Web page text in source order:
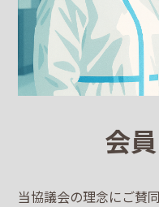
会
当協議会の理念にご賛